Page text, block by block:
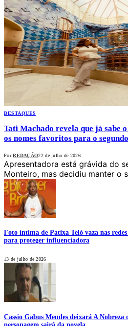
DESTAQUES
Tati Machado revela que já sabe
os nomes favoritos para o
Por REDAÇÃO22 de julho de 2026
Apresentadora está grávida do
Monteiro, mas decidiu manter o
Foto íntima de Patixa Teló vaza nas
para proteger influenciadora
13 de julho de 2026
Cassio Gabus Mendes deixará A